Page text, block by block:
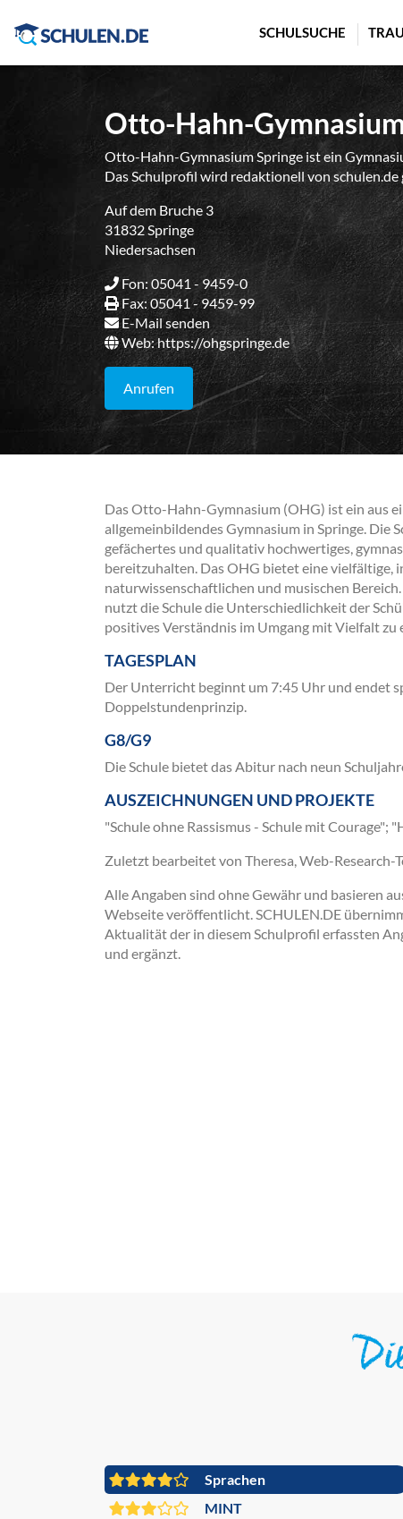
SCHULSUCHE
Otto-Hahn-
Otto-Hahn-Gymnasium Springe ist ein
Das Schulprofil wird redaktionell von
Auf dem Bruche 3
31832 Springe
Niedersachsen
Fon: 05041 - 9459-0
Fax: 05041 - 9459-99
E-Mail senden
Web:https://ohgspringe.de
Anrufen
Das Otto-Hahn-Gymnasium (OHG) ist ein aus
allgemeinbildendes Gymnasium in Springe. Die
gefächertes und qualitativ hochwertiges,
bereitzuhalten. Das OHG bietet eine vielfältige,
naturwissenschaftlichen und musischen
nutzt die Schule die Unterschiedlichkeit der
positives Verständnis im Umgang mit Vielfalt zu
TAGESPLAN
Der Unterricht beginnt um 7:45 Uhr und endet
Doppelstundenprinzip.
G8/G9
Die Schule bietet das Abitur nach neun
AUSZEICHNUNGEN UND PROJEKTE
"Schule ohne Rassismus - Schule mit Courage";
Zuletzt bearbeitet von Theresa, Web-Research-
Alle Angaben sind ohne Gewähr und basieren
Webseite veröffentlicht. SCHULEN.DE
Aktualität der in diesem Schulprofil erfassten
und ergänzt.
Sprachen
MINT